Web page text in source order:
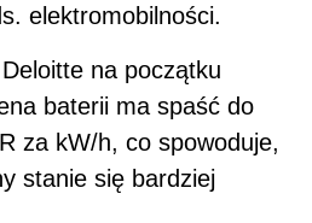
elektromobilności.
na początku
baterii ma spaść do
za kW/h, co spowoduje,
stanie się bardziej